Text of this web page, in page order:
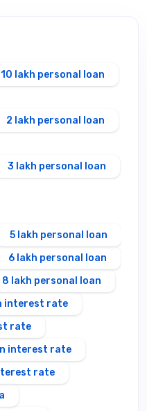
10 lakh personal loan
2 lakh personal loan
3 lakh personal loan
5 lakh personal loan
6 lakh personal loan
8 lakh personal loan
interest rate
rate
interest rate
rate